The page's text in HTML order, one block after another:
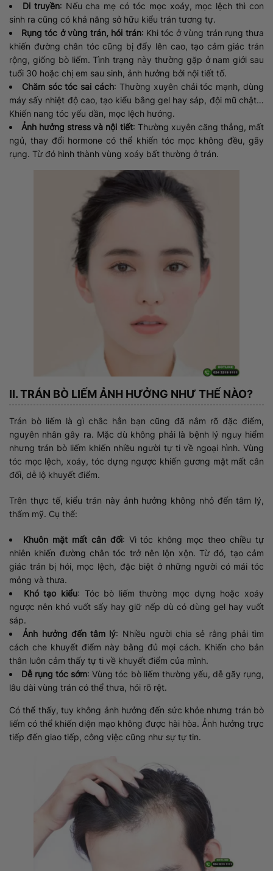
Di truyền: Nếu cha mẹ có tóc mọc xoáy, mọc lệch thì con
sinh ra cũng có khả năng sở hữu kiểu trán tương tự.
Rụng tóc ở vùng trán, hói trán: Khi tóc ở vùng trán rụng thưa
khiến đường chân tóc cũng bị đẩy lên cao, tạo cảm giác trán
rộng, giống bò liếm. Tình trạng này thường gặp ở nam giới sau
tuổi 30 hoặc chị em sau sinh, ảnh hưởng bởi nội tiết tố.
Chăm sóc tóc sai cách: Thường xuyên chải tóc mạnh, dùng
máy sấy nhiệt độ cao, tạo kiểu bằng gel hay sáp, đội mũ chật…
Khiến nang tóc yếu dần, mọc lệch hướng.
Ảnh hưởng stress và nội tiết: Thường xuyên căng thẳng, mất
ngủ, thay đổi hormone có thể khiến tóc mọc không đều, gãy
rụng. Từ đó hình thành vùng xoáy bất thường ở trán.
II. TRÁN BÒ LIẾM ẢNH HƯỞNG NHƯ THẾ NÀO?
Trán bò liếm là gì chắc hẳn bạn cũng đã nắm rõ đặc điểm,
nguyên nhân gây ra. Mặc dù không phải là bệnh lý nguy hiểm
nhưng trán bò liếm khiến nhiều người tự ti về ngoại hình. Vùng
tóc mọc lệch, xoáy, tóc dựng ngược khiến gương mặt mất cân
đối, dễ lộ khuyết điểm.
Trên thực tế, kiểu trán này ảnh hưởng không nhỏ đến tâm lý,
thẩm mỹ. Cụ thể:
Khuôn mặt mất cân đối: Vì tóc không mọc theo chiều tự
nhiên khiến đường chân tóc trở nên lộn xộn. Từ đó, tạo cảm
giác trán bị hói, mọc lệch, đặc biệt ở những người có mái tóc
mỏng và thưa.
Khó tạo kiểu: Tóc bò liếm thường mọc dựng hoặc xoáy
ngược nên khó vuốt sấy hay giữ nếp dù có dùng gel hay vuốt
sáp.
Ảnh hưởng đến tâm lý: Nhiều người chia sẻ rằng phải tìm
cách che khuyết điểm này bằng đủ mọi cách. Khiến cho bản
thân luôn cảm thấy tự ti về khuyết điểm của mình.
Dễ rụng tóc sớm: Vùng tóc bò liếm thường yếu, dễ gãy rụng,
lâu dài vùng trán có thể thưa, hói rõ rệt.
Có thể thấy, tuy không ảnh hưởng đến sức khỏe nhưng trán bò
liếm có thể khiến diện mạo không được hài hòa. Ảnh hưởng trực
tiếp đến giao tiếp, công việc cũng như sự tự tin.